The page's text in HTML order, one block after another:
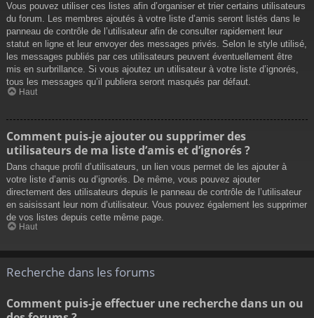
Vous pouvez utiliser ces listes afin d’organiser et trier certains utilisateurs
du forum. Les membres ajoutés à votre liste d’amis seront listés dans le
panneau de contrôle de l’utilisateur afin de consulter rapidement leur
statut en ligne et leur envoyer des messages privés. Selon le style utilisé,
les messages publiés par ces utilisateurs peuvent éventuellement être
mis en surbrillance. Si vous ajoutez un utilisateur à votre liste d’ignorés,
tous les messages qu’il publiera seront masqués par défaut.
Haut
Comment puis-je ajouter ou supprimer des
utilisateurs de ma liste d’amis et d’ignorés ?
Dans chaque profil d’utilisateurs, un lien vous permet de les ajouter à
votre liste d’amis ou d’ignorés. De même, vous pouvez ajouter
directement des utilisateurs depuis le panneau de contrôle de l’utilisateur
en saisissant leur nom d’utilisateur. Vous pouvez également les supprimer
de vos listes depuis cette même page.
Haut
Recherche dans les forums
Comment puis-je effectuer une recherche dans un ou